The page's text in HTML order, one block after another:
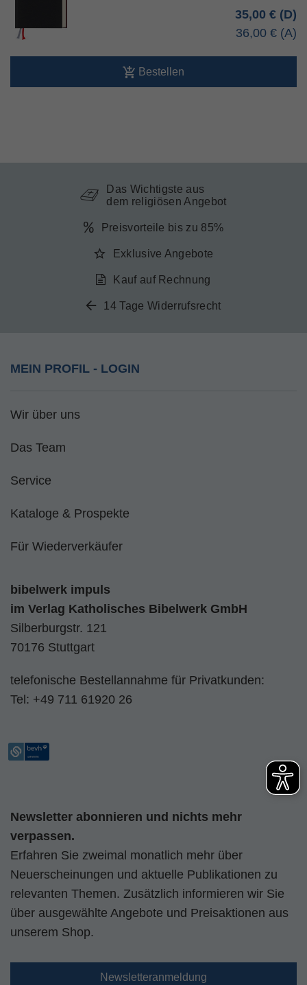
35,00 €
36,00 €
Bestellen
Das Wichtigste aus
dem religiösen Angebot
Preisvorteile bis zu 85%
Exklusive Angebote
Kauf auf Rechnung
14 Tage Widerrufsrecht
MEIN PROFIL - LOGIN
Wir über uns
Das Team
Service
Kataloge & Prospekte
Für Wiederverkäufer
bibelwerk impuls
im Verlag Katholisches Bibelwerk GmbH
Silberburgstr. 121
70176 Stuttgart
telefonische Bestellannahme für Privatkunden:
Tel: +49 711 61920 26
Newsletter abonnieren und nichts mehr
verpassen.
Erfahren Sie zweimal monatlich mehr über
Neuerscheinungen und aktuelle Publikationen zu
relevanten Themen. Zusätzlich informieren wir Sie
über ausgewählte Angebote und Preisaktionen aus
unserem Shop.
Newsletteranmeldung